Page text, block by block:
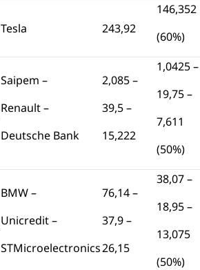
Tesla 243,92
146,352
(60%)
Saipem –
Renault –
Deutsche Bank
2,085 –
39,5 –
15,222
1,0425 –
19,75 –
7,611
(50%)
BMW –
Unicredit –
STMicroelectronics
76,14 –
37,9 –
26,15
38,07 –
18,95 –
13,075
(50%)